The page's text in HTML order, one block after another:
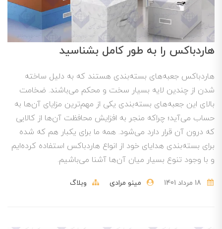
هاردباکس را به طور کامل بشناسید
هاردباکس جعبه‌های بسته‌بندی هستند که به دلیل ساخته
شدن از چندین لایه بسیار سخت و محکم می‌باشند. ضخامت
بالای این جعبه‌های بسته‌بندی یکی از مهم‌ترین مزایای آن‌ها به
حساب می‌آید؛ چراکه منجر به افزایش محافظت آن‌ها از کالایی
که درون آن قرار دارد می‌شود. همه ما برای یکبار هم که شده
برای بسته‌بندی هدایای خود از انواع هاردباکس استفاده کرده‌ایم
و با وجود تنوع بسیار میان آن‌ها آشنا می‌باشیم.
مینو مرادی وبلاگ